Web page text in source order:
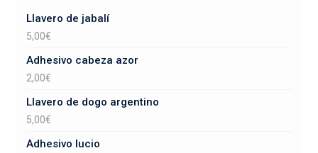
Llavero de jabalí
5,00€
Adhesivo cabeza azor
2,00€
Llavero de dogo argentino
5,00€
Adhesivo lucio